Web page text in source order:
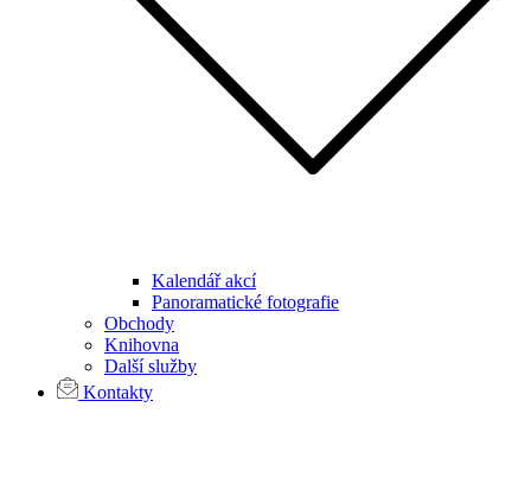
Kalendář akcí
Panoramatické fotografie
Obchody
Knihovna
Další služby
Kontakty